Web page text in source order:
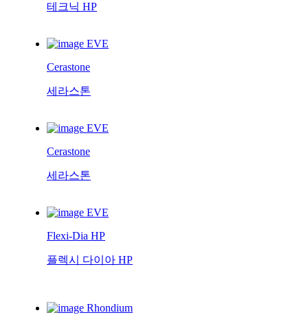
테크닉 HP
EVE
Cerastone
세라스톤
EVE
Cerastone
세라스톤
EVE
Flexi-Dia HP
플렉시 다이아 HP
Rhondium